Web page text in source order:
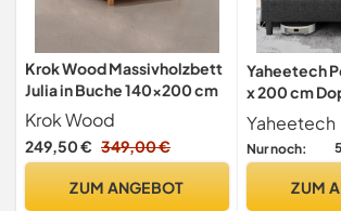
Krok Wood Massivholzbett
Julia in Buche 140x200 cm
Krok Wood
249,50 € 349,00 €
ZUM ANGEBOT
Yaheetech
x 200 cm
Kopfteil,
Lattenrost,
Bettgestell
Yaheetech
Nur noch:
ZUM